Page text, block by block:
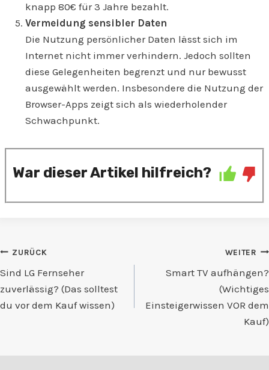
knapp 80€ für 3 Jahre bezahlt.
Vermeidung sensibler Daten
Die Nutzung persönlicher Daten lässt sich im
Internet nicht immer verhindern. Jedoch sollten
diese Gelegenheiten begrenzt und nur bewusst
ausgewählt werden. Insbesondere die Nutzung der
Browser-Apps zeigt sich als wiederholender
Schwachpunkt.
War dieser Artikel hilfreich?
Beitragsnavigation
ZURÜCK
Sind LG Fernseher
zuverlässig? (Das solltest
du vor dem Kauf wissen)
WEITER
Smart TV aufhängen?
(Wichtiges
Einsteigerwissen VOR dem
Kauf)